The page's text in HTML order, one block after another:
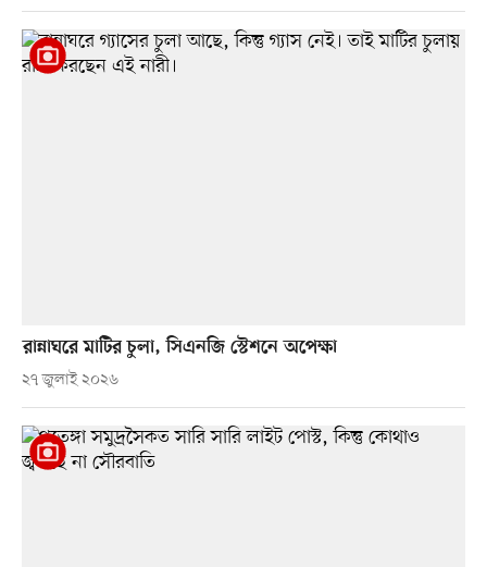
রান্নাঘরে মাটির চুলা, সিএনজি স্টেশনে অপেক্ষা
২৭ জুলাই ২০২৬